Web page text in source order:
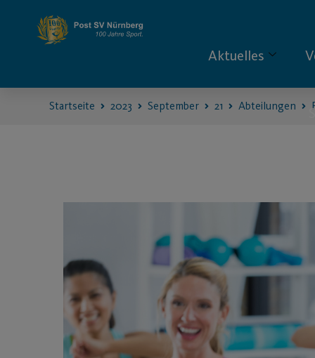
Aktuelles
Startseite 2023 September 21 Abteilungen